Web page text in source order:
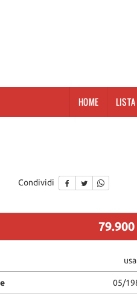
HOME LISTA
Condividi
79.900
05/